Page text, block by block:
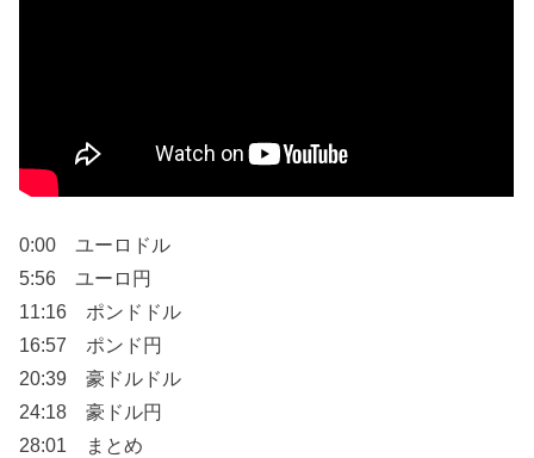
0:00 ユーロドル
5:56 ユーロ円
11:16 ポンドドル
16:57 ポンド円
20:39 豪ドルドル
24:18 豪ドル円
28:01 まとめ